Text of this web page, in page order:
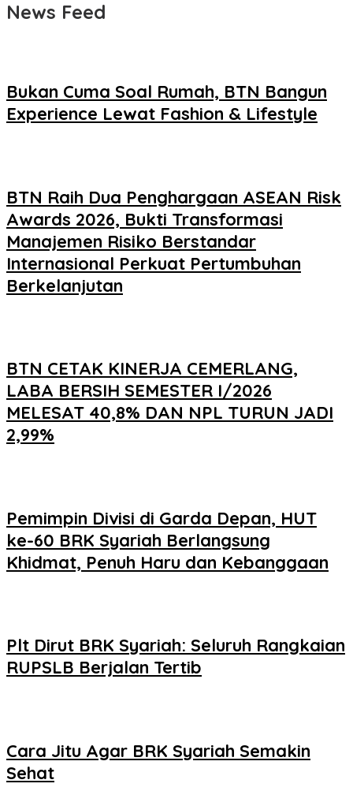
News Feed
Bukan Cuma Soal Rumah, BTN Bangun
Experience Lewat Fashion & Lifestyle
BTN Raih Dua Penghargaan ASEAN Risk
Awards 2026, Bukti Transformasi
Manajemen Risiko Berstandar
Internasional Perkuat Pertumbuhan
Berkelanjutan
BTN CETAK KINERJA CEMERLANG,
LABA BERSIH SEMESTER I/2026
MELESAT 40,8% DAN NPL TURUN JADI
2,99%
Pemimpin Divisi di Garda Depan, HUT
ke-60 BRK Syariah Berlangsung
Khidmat, Penuh Haru dan Kebanggaan
Plt Dirut BRK Syariah: Seluruh Rangkaian
RUPSLB Berjalan Tertib
Cara Jitu Agar BRK Syariah Semakin
Sehat